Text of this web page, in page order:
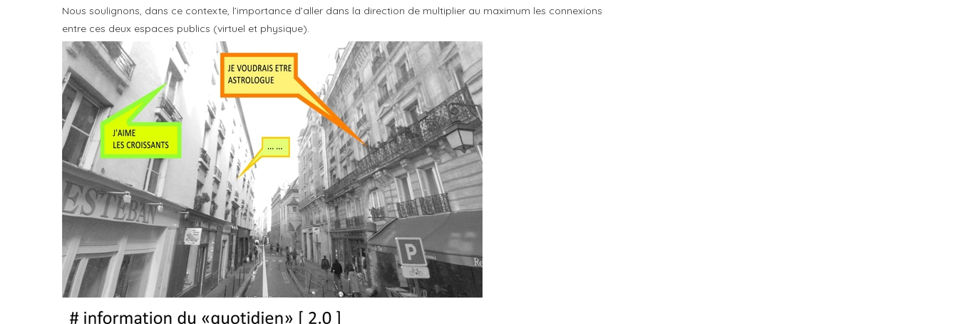
Nous soulignons, dans ce contexte, l’importance d’aller dans la direction de multiplier au maximum les connexions
entre ces deux espaces publics (virtuel et physique).